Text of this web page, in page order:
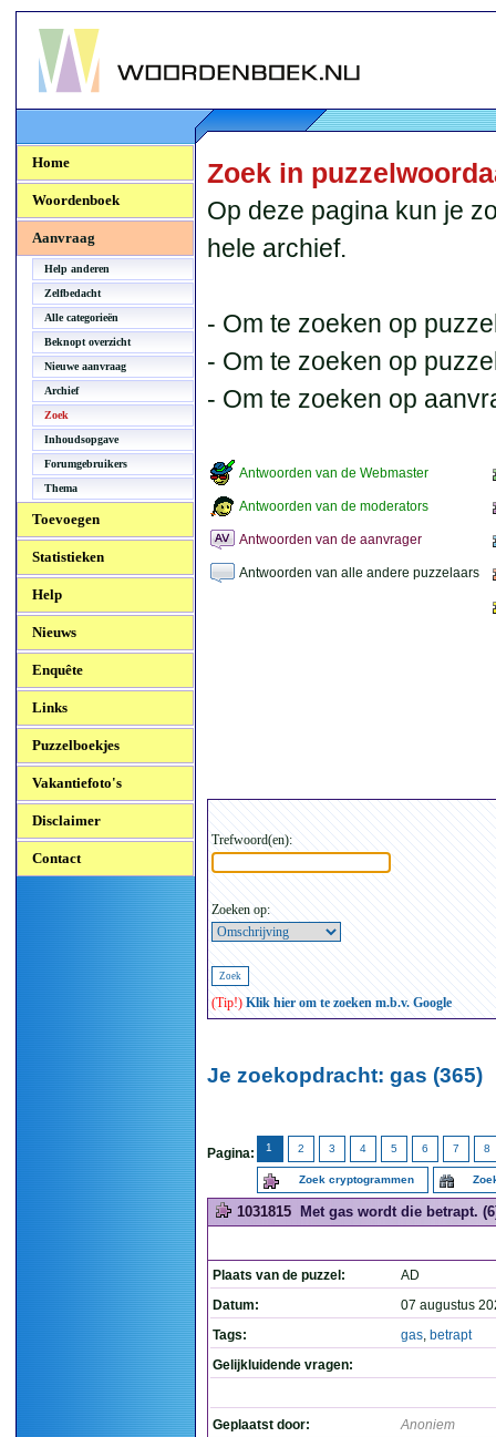
Woordenboek.NU
Home
Woordenboek
Aanvraag
Help anderen
Zelfbedacht
Alle categorieën
Beknopt overzicht
Nieuwe aanvraag
Archief
Zoek
Inhoudsopgave
Forumgebruikers
Thema
Toevoegen
Statistieken
Help
Nieuws
Enquête
Links
Puzzelboekjes
Vakantiefoto's
Disclaimer
Contact
Zoek in
Op deze pagina kun je
hele archief.
- Om te zoeken op
- Om te zoeken op
- Om te zoeken op
Antwoorden van de Webmaster
Antwoorden van de moderators
Antwoorden van de aanvrager
Antwoorden van alle andere puzzelaars
Trefwoord(en):
Zoeken op:
(Tip!) Klik hier om te zoeken m.b.v. Google
Je zoekopdracht: gas (365)
Pagina: 1 2 3 4 5 6 7 8
Zoek cryptogrammen
1031815 Met gas wordt die betrapt.
Plaats van de puzzel:
AD
Datum:
07 augustus
Tags:
gas, betrapt
Gelijkluidende vragen:
Geplaatst door: Anoniem